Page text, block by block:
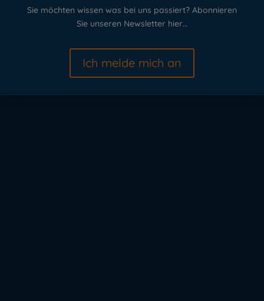
Sie möchten wissen was bei uns passiert? Abonnieren
Sie unseren Newsletter hier…
Ich melde mich an